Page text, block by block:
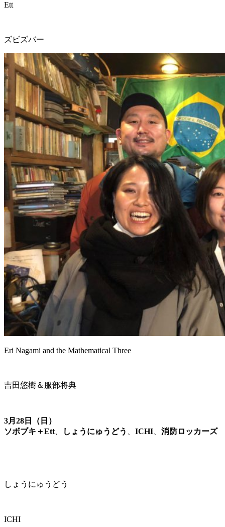
Ett
ズビズバー
Eri Nagami and the Mathematical Three
吉田悠樹＆服部将典
3月28日（日）
ソボブキ＋Ett
しょうにゅうどう ICHI 消防ロッカーズ
しょうにゅうどう
ICHI